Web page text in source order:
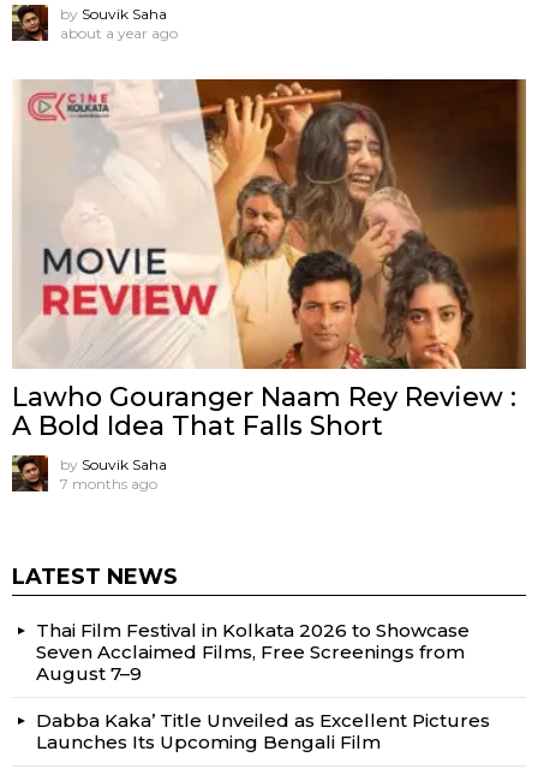
by Souvik Saha
about a year ago
Lawho Gouranger Naam Rey Review :
A Bold Idea That Falls Short
by Souvik Saha
7 months ago
LATEST NEWS
Thai Film Festival in Kolkata 2026 to Showcase
Seven Acclaimed Films, Free Screenings from
August 7–9
Dabba Kaka’ Title Unveiled as Excellent Pictures
Launches Its Upcoming Bengali Film